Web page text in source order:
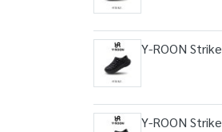
Y-ROON Strike
Y-ROON Strike